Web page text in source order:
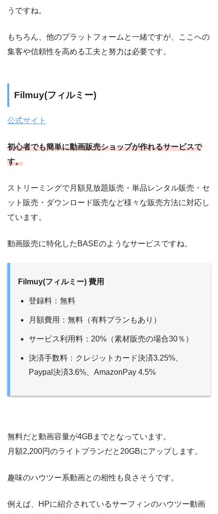
うですね。
もちろん、他のプラットフォームと一緒ですが、ここへの
集客や信頼性を高める工夫と努力は必要です。
Filmuy(フィルミー)
公式サイト
初心者でも簡単に動画販売ショップが作れるサービスで
す。
ストリーミングで月額見放題販売・単品レンタル販売・セ
ット販売・ダウンロード販売など様々な販売方法に対応し
ています。
動画販売に特化したBASEのようなサービスですね。
Filmuy(フィルミー) 費用
登録料：無料
月額費用：無料（有料プランもあり）
サービス利用料：20%（素材販売の場合30％）
決済手数料：クレジットカード決済3.25%、
Paypal決済3.6%、AmazonPay 4.5%
無料だと動画容量が4GBまでとなっています。
月額2,200円のライトプランだと20GBにアップします。
趣味のハウツー系動画との相性も良さそうです。
例えば、HPに紹介されているサーフィンのハウツー動画